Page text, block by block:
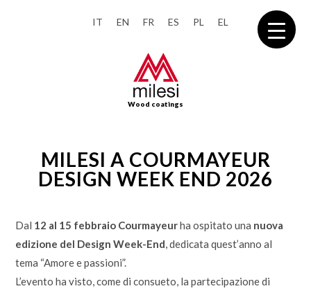
IT EN FR ES PL EL
Wood coatings
MILESI A COURMAYEUR
DESIGN WEEK END 2026
Dal 12 al 15 febbraio Courmayeurha ospitato una nuova
edizione del Design Week-End, dedicata quest’anno al
tema “Amore e passioni”.
L’evento ha visto, come di consueto, la partecipazione di